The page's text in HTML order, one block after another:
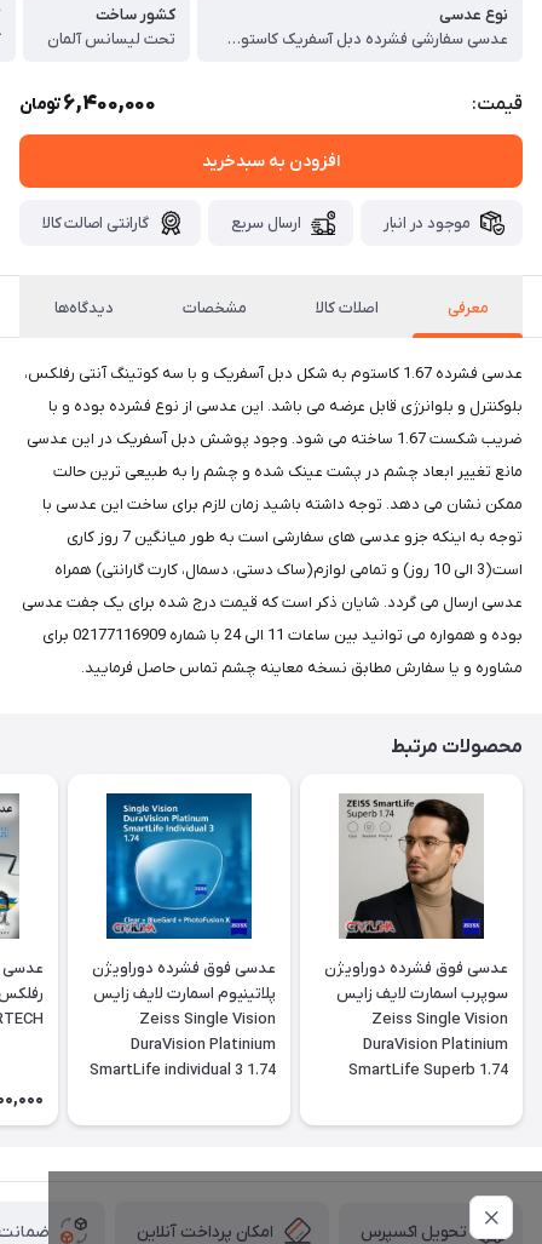
نوع عدسی
عدسی سفارشی فشرده دبل آسفریک کاستوم استاندارد با پوشش بلوکنترل انتخابی Custom Double Aspheric Single Vision Standard 1.67 Organic
کشور ساخت
تحت لیسانس آلمان
قیمت: 6,400,000تومان
افزودن به سبدخرید
موجود در انبار ارسال سریع گارانتی اصالت کالا
معرفی اصلات کالا مشخصات دیدگاه‌ها
عدسی فشرده 1.67 کاستوم به شکل دبل آسفریک و با سه کوتینگ آنتی رفلکس،
بلوکنترل و بلوانرژی قابل عرضه می باشد. این عدسی از نوع فشرده بوده و با
ضریب شکست 1.67 ساخته می شود. وجود پوشش دبل آسفریک در این عدسی
مانع تغییر ابعاد چشم در پشت عینک شده و چشم را به طبیعی ترین حالت
ممکن نشان می دهد. توجه داشته باشید زمان لازم برای ساخت این عدسی با
توجه به اینکه جزو عدسی های سفارشی است به طور میانگین 7 روز کاری
است(3 الی 10 روز) و تمامی لوازم(ساک دستی، دسمال، کارت گارانتی) همراه
عدسی ارسال می گردد. شایان ذکر است که قیمت درج شده برای یک جفت عدسی
بوده و همواره می توانید بین ساعات 11 الی 24 با شماره 02177116909 برای
مشاوره و یا سفارش مطابق نسخه معاینه چشم تماس حاصل فرمایید.
محصولات مرتبط
عدسی فوق فشرده دوراویژن
سوپرب اسمارت لایف زایس
Zeiss Single Vision
DuraVision Platinium
SmartLife Superb 1.74
عدسی فوق فشرده دوراویژن
پلاتینیوم اسمارت لایف زایس
Zeiss Single Vision
DuraVision Platinium
SmartLife individual 3 1.74
عدسی
تحویل اکسپرس امکان پرداخت آنلاین ضمانت